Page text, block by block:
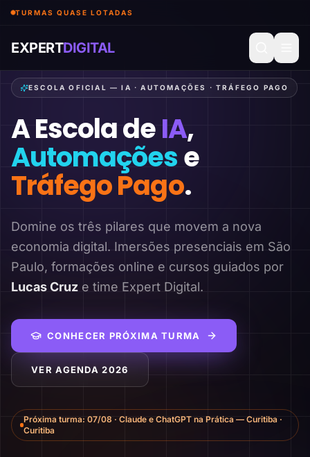
TURMAS QUASE LOTADAS
EXPERTDIGITAL
ESCOLA OFICIAL — IA · AUTOMAÇÕES · TRÁFEGO PAGO
A Escola deIA,
Automaçõese
Tráfego Pago.
Domine os três pilares que movem a nova
economia digital. Imersões presenciais em São
Paulo, formações online e cursos guiados por
Lucas Cruz e time Expert Digital.
CONHECER PRÓXIMA TURMA
VER AGENDA 2026
Próxima turma:07/08 ·Claude e ChatGPT na Prática — Curitiba ·
Curitiba